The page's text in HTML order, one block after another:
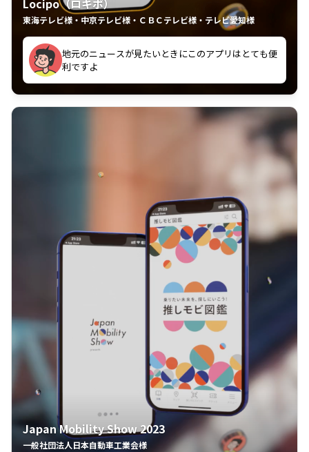
Locipo（ロキポ）
東海テレビ様・中京テレビ様・ＣＢＣテレビ様・テレビ愛知様
中京テレビのおもしろ番組が視聴可能地域外からも見
れるの嬉しいポイント
いつも利用させていただいております！
Japan Mobility Show 2023
一般社団法人日本自動車工業会様